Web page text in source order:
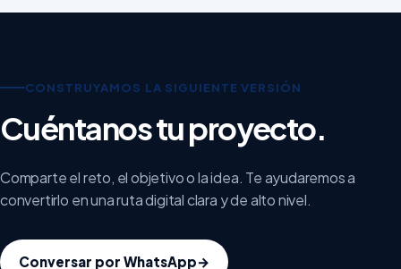
CONSTRUYAMOS LA SIGUIENTE VERSIÓN
Cuéntanos tu proyecto.
Comparte el reto, el objetivo o la idea. Te ayudaremos a
convertirlo en una ruta digital clara y de alto nivel.
Conversar por WhatsApp→